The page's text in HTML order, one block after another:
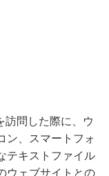
問した際に、ウ
ン、スマートフォ
テキストファイル
ウェブサイトとの